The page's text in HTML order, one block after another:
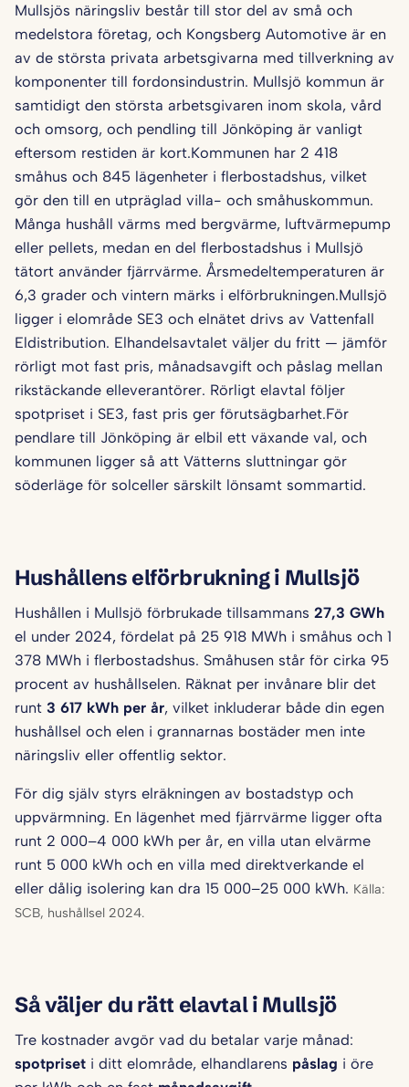
Mullsjös näringsliv består till stor del av små och
medelstora företag, och Kongsberg Automotive är en
av de största privata arbetsgivarna med tillverkning av
komponenter till fordonsindustrin. Mullsjö kommun är
samtidigt den största arbetsgivaren inom skola, vård
och omsorg, och pendling till Jönköping är vanligt
eftersom restiden är kort.Kommunen har 2 418
småhus och 845 lägenheter i flerbostadshus, vilket
gör den till en utpräglad villa- och småhuskommun.
Många hushåll värms med bergvärme, luftvärmepump
eller pellets, medan en del flerbostadshus i Mullsjö
tätort använder fjärrvärme. Årsmedeltemperaturen är
6,3 grader och vintern märks i elförbrukningen.Mullsjö
ligger i elområde SE3 och elnätet drivs av Vattenfall
Eldistribution. Elhandelsavtalet väljer du fritt — jämför
rörligt mot fast pris, månadsavgift och påslag mellan
rikstäckande elleverantörer. Rörligt elavtal följer
spotpriset i SE3, fast pris ger förutsägbarhet.För
pendlare till Jönköping är elbil ett växande val, och
kommunen ligger så att Vätterns sluttningar gör
söderläge för solceller särskilt lönsamt sommartid.
Hushållens elförbrukning i Mullsjö
Hushållen i Mullsjö förbrukade tillsammans 27,3 GWh
el under 2024, fördelat på 25 918 MWh i småhus och 1
378 MWh i flerbostadshus. Småhusen står för cirka 95
procent av hushållselen. Räknat per invånare blir det
runt 3 617 kWh per år, vilket inkluderar både din egen
hushållsel och elen i grannarnas bostäder men inte
näringsliv eller offentlig sektor.
För dig själv styrs elräkningen av bostadstyp och
uppvärmning. En lägenhet med fjärrvärme ligger ofta
runt 2 000–4 000 kWh per år, en villa utan elvärme
runt 5 000 kWh och en villa med direktverkande el
eller dålig isolering kan dra 15 000–25 000 kWh. Källa:
SCB, hushållsel 2024.
Så väljer du rätt elavtal i Mullsjö
Tre kostnader avgör vad du betalar varje månad:
spotpriset i ditt elområde, elhandlarens påslag i öre